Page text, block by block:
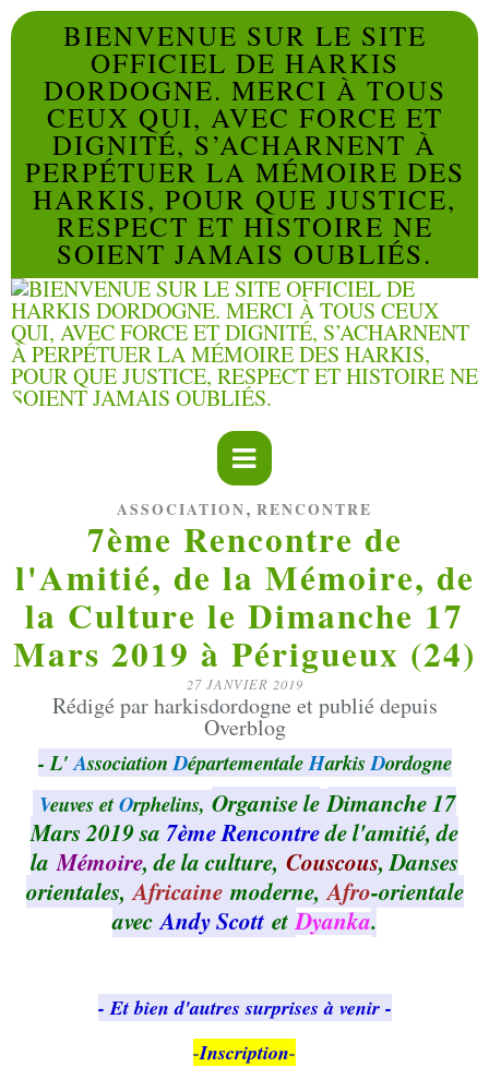
BIENVENUE SUR LE SITE
OFFICIEL DE HARKIS
DORDOGNE. MERCI À TOUS
CEUX QUI, AVEC FORCE ET
DIGNITÉ, S’ACHARNENT À
PERPÉTUER LA MÉMOIRE DES
HARKIS, POUR QUE JUSTICE,
RESPECT ET HISTOIRE NE
SOIENT JAMAIS OUBLIÉS.
ASSOCIATION, RENCONTRE
7ème Rencontre de
l'Amitié, de la Mémoire, de
la Culture le Dimanche 17
Mars 2019 à Périgueux (24)
27 JANVIER 2019
Rédigé par harkisdordogne et publié depuis
Overblog
- L'AssociationDépartementaleHarkisDordogne
Veuves etOrphelins, Organise le Dimanche 17
Mars 2019 sa 7èmeRencontrede l'amitié, de
la Mémoire, de la culture, Couscous, Danses
orientales,Africainemoderne, Afro-orientale
avec Andy Scott et Dyanka.
- Et bien d'autres surprises à venir -
-Inscription-